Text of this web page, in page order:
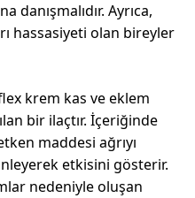
Ayrıca,
hassasiyeti olan bireyler
krem kas ve eklem
bir ilaçtır. İçeriğinde
maddesi ağrıyı
etkisini gösterir.
nedeniyle oluşan